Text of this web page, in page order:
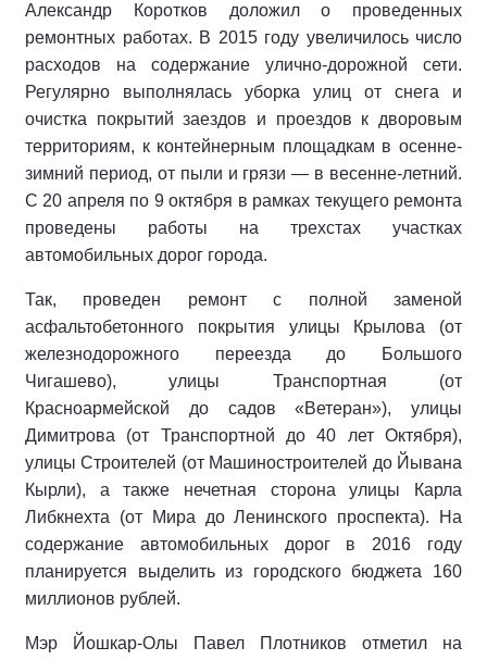
Александр Коротков доложил о проведенных
ремонтных работах. В 2015 году увеличилось число
расходов на содержание улично-дорожной сети.
Регулярно выполнялась уборка улиц от снега и
очистка покрытий заездов и проездов к дворовым
территориям, к контейнерным площадкам в осенне-
зимний период, от пыли и грязи — в весенне-летний.
С 20 апреля по 9 октября в рамках текущего ремонта
проведены работы на трехстах участках
автомобильных дорог города.
Так, проведен ремонт с полной заменой
асфальтобетонного покрытия улицы Крылова (от
железнодорожного переезда до Большого
Чигашево), улицы Транспортная (от
Красноармейской до садов «Ветеран»), улицы
Димитрова (от Транспортной до 40 лет Октября),
улицы Строителей (от Машиностроителей до Йывана
Кырли), а также нечетная сторона улицы Карла
Либкнехта (от Мира до Ленинского проспекта). На
содержание автомобильных дорог в 2016 году
планируется выделить из городского бюджета 160
миллионов рублей.
Мэр Йошкар-Олы Павел Плотников отметил на